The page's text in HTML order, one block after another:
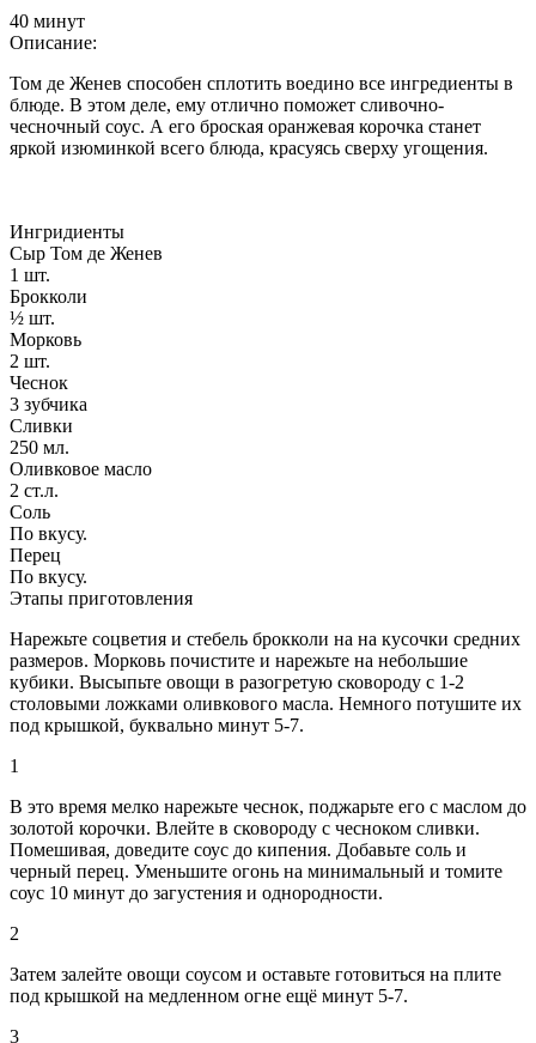
40 минут
Описание:
Том де Женев способен сплотить воедино все ингредиенты в
блюде. В этом деле, ему отлично поможет сливочно-
чесночный соус. А его броская оранжевая корочка станет
яркой изюминкой всего блюда, красуясь сверху угощения.
Ингридиенты
Сыр Том де Женев
1 шт.
Брокколи
½ шт.
Морковь
2 шт.
Чеснок
3 зубчика
Сливки
250 мл.
Оливковое масло
2 ст.л.
Соль
По вкусу.
Перец
По вкусу.
Этапы приготовления
Нарежьте соцветия и стебель брокколи на на кусочки средних
размеров. Морковь почистите и нарежьте на небольшие
кубики. Высыпьте овощи в разогретую сковороду с 1-2
столовыми ложками оливкового масла. Немного потушите их
под крышкой, буквально минут 5-7.
1
В это время мелко нарежьте чеснок, поджарьте его с маслом до
золотой корочки. Влейте в сковороду с чесноком сливки.
Помешивая, доведите соус до кипения. Добавьте соль и
черный перец. Уменьшите огонь на минимальный и томите
соус 10 минут до загустения и однородности.
2
Затем залейте овощи соусом и оставьте готовиться на плите
под крышкой на медленном огне ещё минут 5-7.
3